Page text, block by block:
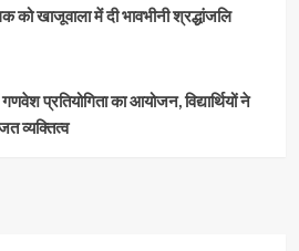
को खाजूवाला में दी भावभीनी श्रद्धांजलि
प्रतियोगिता का आयोजन, विद्यार्थियों ने
व्यक्तित्व